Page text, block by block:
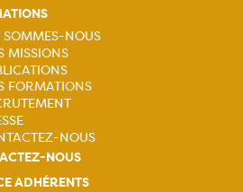
SOMMES-NOUS
MISSIONS
FORMATIONS
NOUS
NOUS
ADHÉRENTS